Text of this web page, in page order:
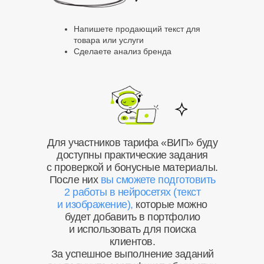
Напишете продающий текст для
товара или услуги
Сделаете анализ бренда
День 2
День 3
Для участников тарифа «ВИП» буду
доступны практические задания
с проверкой и бонусные материалы.
После них вы сможете подготовить
2 работы в нейросетях (текст
и изображение), которые можно
будет добавить в портфолио
и использовать для поиска
клиентов.
За успешное выполнение заданий